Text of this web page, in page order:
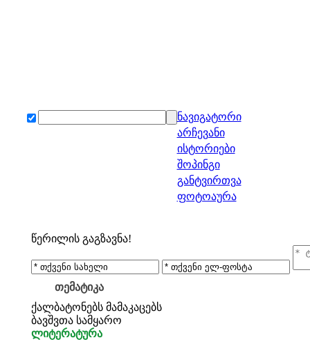
ნავიგატორი
არჩევანი
ისტორიები
შოპინგი
განტვირთვა
ფოტოაურა
წერილის გაგზავნა!
თემატიკა
ქალბატონებს მამაკაცებს
ბავშვთა სამყარო
ლიტერატურა